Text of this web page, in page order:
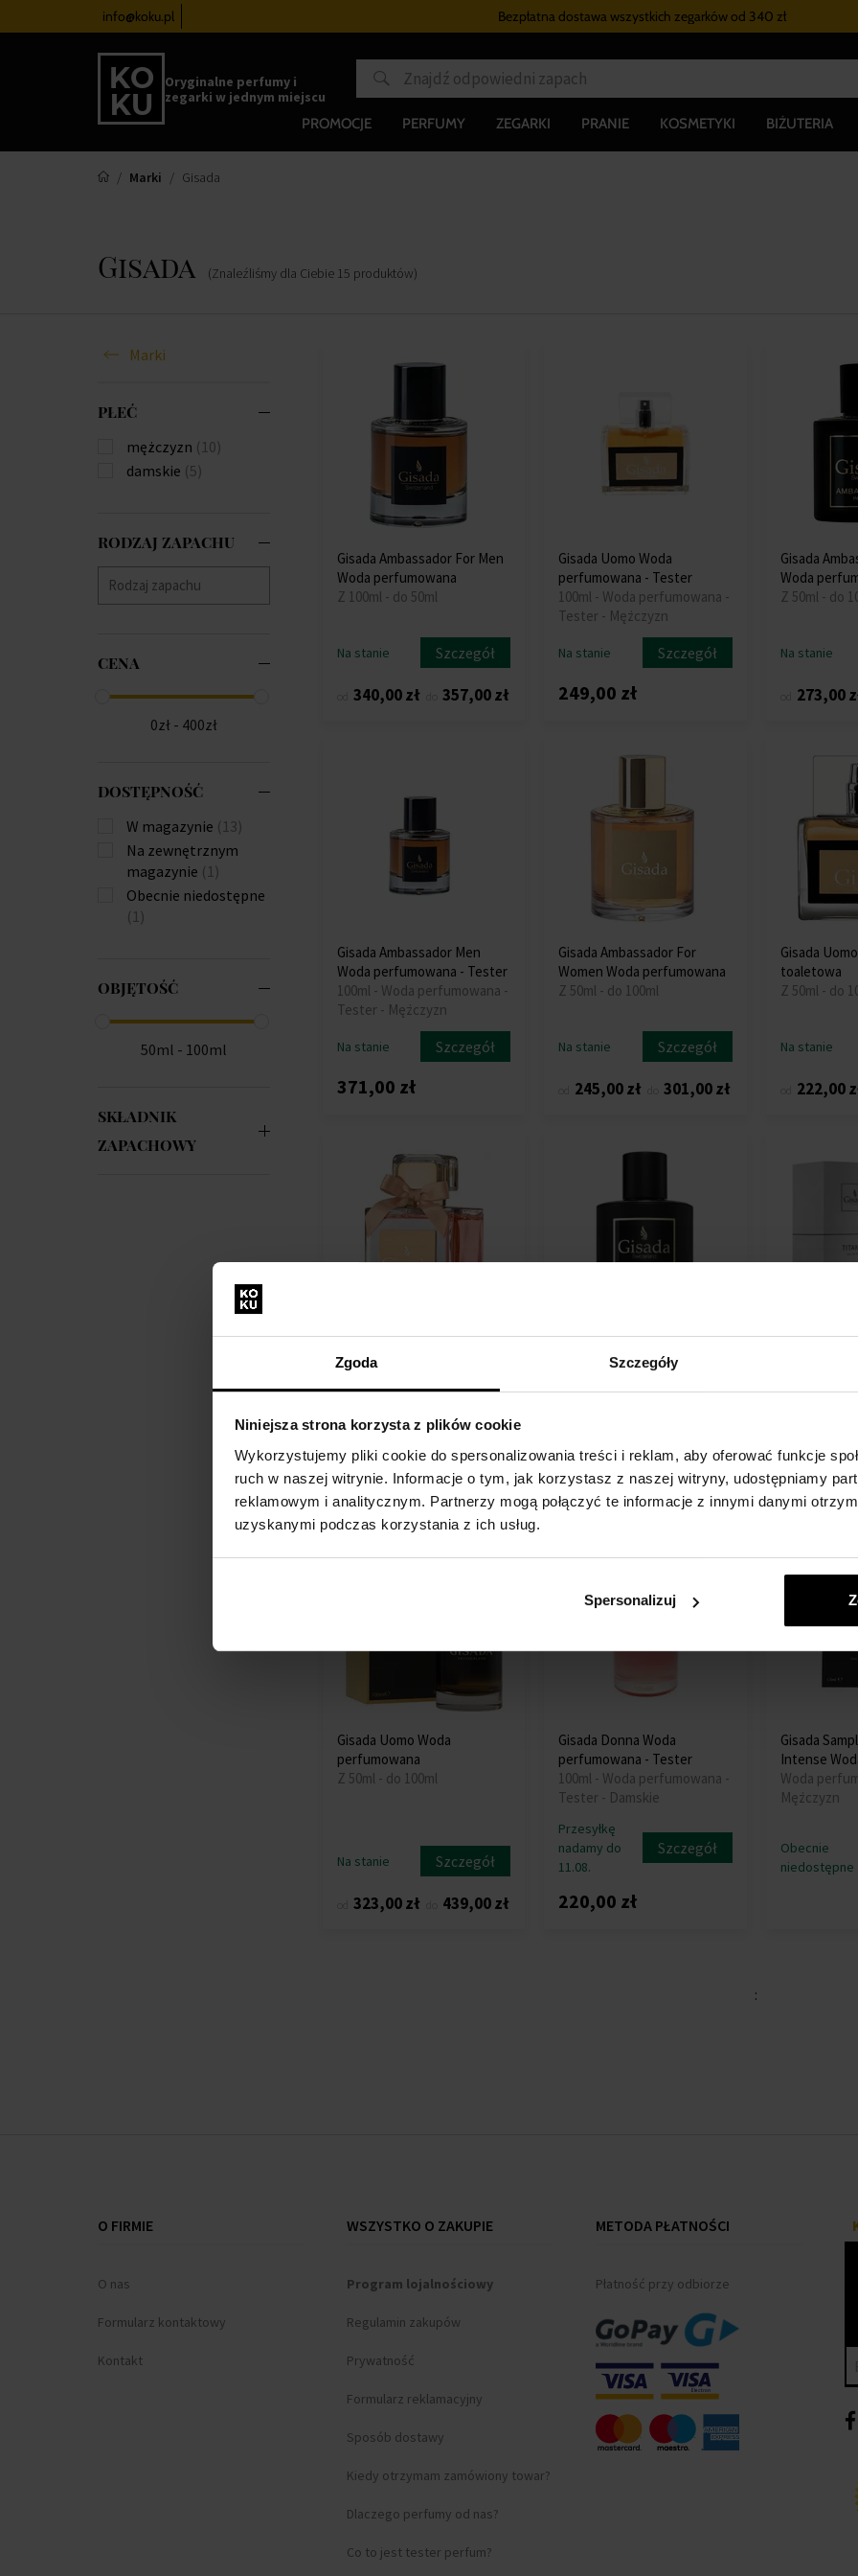
Zgoda Szczegóły
Niniejsza strona korzysta z plików cookie
Wykorzystujemy pliki cookie do spersonalizowania treści i reklam, aby oferować funkcje
ruch w naszej witrynie. Informacje o tym, jak korzystasz z naszej witryny, udostępniamy
reklamowym i analitycznym. Partnerzy mogą połączyć te informacje z innymi danymi
uzyskanymi podczas korzystania z ich usług.
Spersonalizuj
info@koku.pl
od 340 zł Bezpłatna dostawa wszystkich zegarkówod 340 zł
Oryginalne perfumy i
zegarki w jednym miejscu
PROMOCJE PERFUMY ZEGARKI PRANIE KOSMETYKI BIŻUTERIA
Marki Gisada
Gisada (Znaleźliśmy dla Ciebie 15 produktów)
Marki
PŁEĆ
mężczyzn (10)
damskie (5)
RODZAJ ZAPACHU
CENA
0zł - 400zł
DOSTĘPNOŚĆ
W magazynie (13)
Na zewnętrznym
magazynie (1)
Obecnie niedostępne
(1)
OBJĘTOŚĆ
50ml - 100ml
SKŁADNIK
ZAPACHOWY
Gisada Ambassador For Men
Woda perfumowana
Z 100ml - do 50ml
Na stanie Szczegół
340,00 zł 357,00 zł
Gisada Uomo Woda
perfumowana - Tester
100ml - Woda perfumowana -
Tester - Mężczyzn
Na stanie Szczegół
249,00 zł
Gisada
Woda
Z 50ml - do
Na stanie
273,00
Gisada Ambassador Men
Woda perfumowana - Tester
100ml - Woda perfumowana -
Tester - Mężczyzn
Na stanie Szczegół
371,00 zł
Gisada Ambassador For
Women Woda perfumowana
Z 50ml - do 100ml
Na stanie Szczegół
245,00 zł 301,00 zł
Gisada
toaletowa
Z 50ml - do
Na stanie
222,00
toaletowa - Tester
252,00 zł
Woda perfumowana - Tester
374,00 zł od 384,00
Gisada Uomo Woda
perfumowana
Z 50ml - do 100ml
Na stanie Szczegół
323,00 zł 439,00 zł
Gisada Donna Woda
perfumowana - Tester
100ml - Woda perfumowana -
Tester - Damskie
Przesyłkę
nadamy do
11.08.
Szczegół
220,00 zł
Gisada
Intense
Woda
Mężczyzn
Obecnie
niedostępne
:
O FIRMIE
O nas
Formularz kontaktowy
Kontakt
WSZYSTKO O ZAKUPIE
Program lojalnościowy
Regulamin zakupów
Prywatność
Formularz reklamacyjny
Sposób dostawy
Kiedy otrzymam zamówiony towar?
Dlaczego perfumy od nas?
Co to jest tester perfum?
METODA PŁATNOŚCI
Płatność przy odbiorze